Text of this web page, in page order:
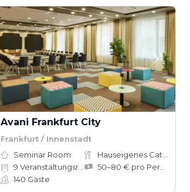
Avani Frankfurt City
Frankfurt / Innenstadt
Seminar Room
9 Veranstaltungsräume
140 Gäste